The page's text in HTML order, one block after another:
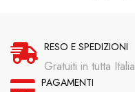
RESO E SPEDIZIONI
Gratuiti in tutta Italia
PAGAMENTI